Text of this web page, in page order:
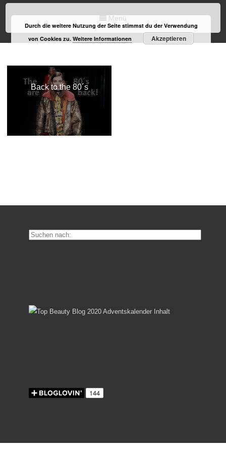
Menü
Back to the 80´s
Durch die weitere Nutzung der Seite stimmst du der Verwendung
von Cookies zu.Weitere Informationen Akzeptieren